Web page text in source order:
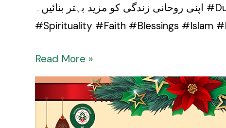
اپنی روحانی زندگی کو مزید بہتر بنائیں۔ #Dua #Hope #Purumeedi #Ramadan2025 #DrMuhammadHasnain #NoorUlHudaTrust
#Spirituality #Faith #Blessings #Islam
Read More »
Mah-
e-
Ramzan: